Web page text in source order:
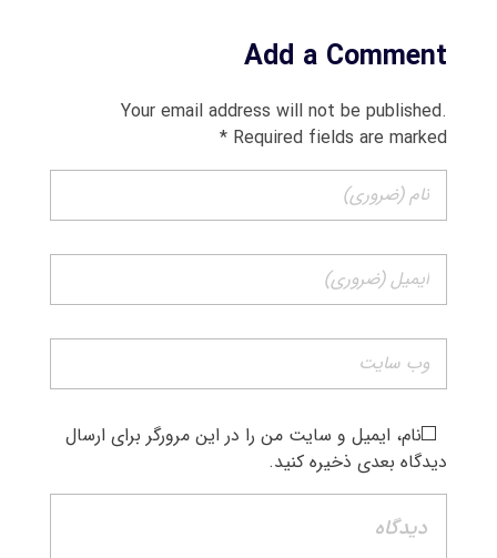
Add a Comment
Your email address will not be published.
Required fields are marked *
نام، ایمیل و سایت من را در این مرورگر برای ارسال
دیدگاه بعدی ذخیره کنید.